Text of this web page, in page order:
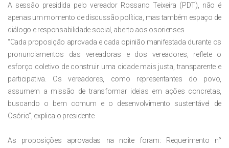
A sessão presidida pelo vereador Rossano Teixeira (PDT), não é
apenas um momento de discussão política, mas também espaço de
diálogo e responsabilidade social, aberto aos osorienses.
“Cada proposição aprovada e cada opinião manifestada durante os
pronunciamentos das vereadoras e dos vereadores, reflete o
esforço coletivo de construir uma cidade mais justa, transparente e
participativa. Os vereadores, como representantes do povo,
assumem a missão de transformar ideias em ações concretas,
buscando o bem comum e o desenvolvimento sustentável de
Osório”, explica o presidente
As proposições aprovadas na noite foram: Requerimento n°